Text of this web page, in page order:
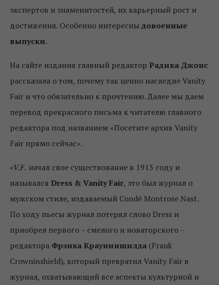
экспертов и знаменитостей, их карьерный рост и
достижения. Особенно интересныдовоенные
выпуски.
На сайте издания главный редактор Радика Джонс
рассказала о том, почему так ценно наследие Vanity
Fair и что обязательно к прочтению. Далее мы даем
перевод прекрасного письма к читателю главного
редактора под названием «Посетите архив Vanity
Fair прямо сейчас».
«V.F. начал свое существование в 1913 году и
назывался Dress & Vanity Fair, это был журнал о
мужском стиле, издаваемый Condé Montrose Nast.
По ходу пьесы журнал потерял слово Dress и
приобрел первого – смелого и новаторского –
редактора Фрэнка Крауниншилда (Frank
Crowninshield), который превратил Vanity Fair в
журнал, охватывающий все аспекты культурной и